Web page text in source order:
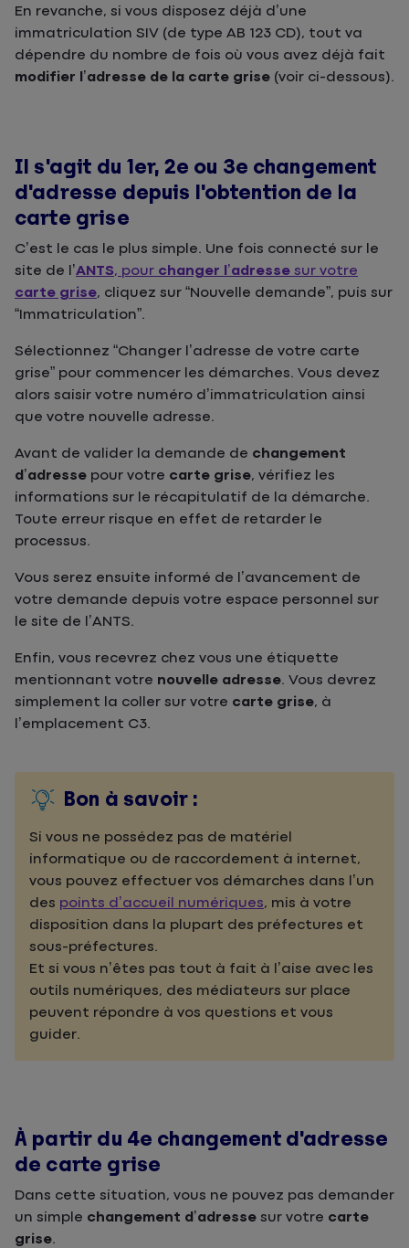
En revanche, si vous disposez déjà d’une
immatriculation SIV (de type AB 123 CD), tout va
dépendre du nombre de fois où vous avez déjà fait
modifier l’adresse de la carte grise (voir ci-dessous).
Il s'agit du 1er, 2e ou 3e changement
d'adresse depuis l'obtention de la
carte grise
C’est le cas le plus simple. Une fois connecté sur le
site de l’ANTS, pour changer l’adresse sur votre
carte grise, cliquez sur “Nouvelle demande”, puis sur
“Immatriculation”.
Sélectionnez “Changer l’adresse de votre carte
grise” pour commencer les démarches. Vous devez
alors saisir votre numéro d’immatriculation ainsi
que votre nouvelle adresse.
Avant de valider la demande de changement
d’adresse pour votre carte grise, vérifiez les
informations sur le récapitulatif de la démarche.
Toute erreur risque en effet de retarder le
processus.
Vous serez ensuite informé de l’avancement de
votre demande depuis votre espace personnel sur
le site de l’ANTS.
Enfin, vous recevrez chez vous une étiquette
mentionnant votre nouvelle adresse. Vous devrez
simplement la coller sur votre carte grise, à
l’emplacement C3.
Bon à savoir :
Si vous ne possédez pas de matériel
informatique ou de raccordement à internet,
vous pouvez effectuer vos démarches dans l’un
des points d’accueil numériques, mis à votre
disposition dans la plupart des préfectures et
sous-préfectures.
Et si vous n’êtes pas tout à fait à l’aise avec les
outils numériques, des médiateurs sur place
peuvent répondre à vos questions et vous
guider.
À partir du 4e changement d'adresse
de carte grise
Dans cette situation, vous ne pouvez pas demander
un simple changement d’adresse sur votre carte
grise.